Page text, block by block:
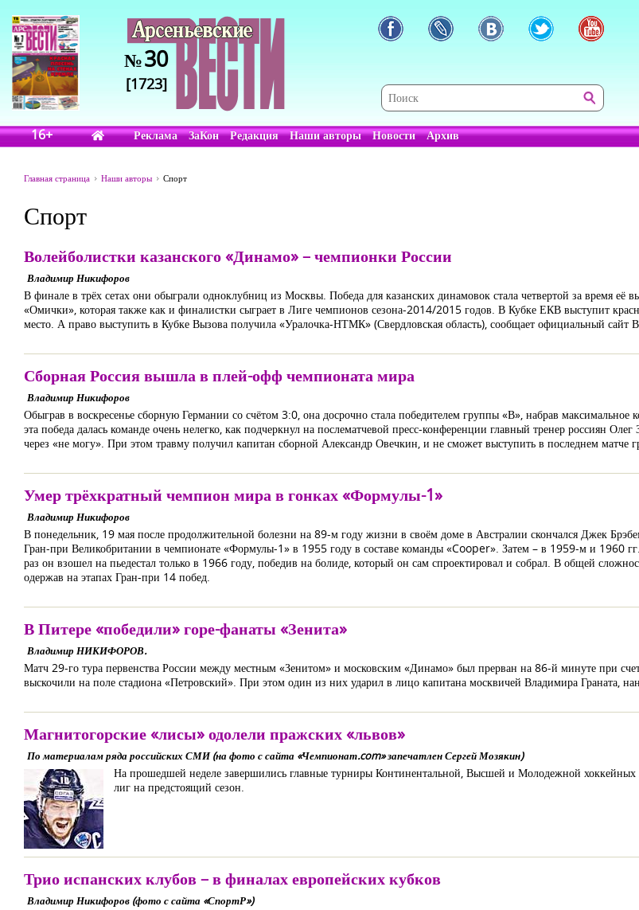
№30
[1723]
16+ Реклама ЗаКон Редакция Наши авторы Новости Архив
Главная страница Наши авторы Спорт
Спорт
Волейболистки казанского «Динамо» – чемпионки России
Владимир Никифоров
В финале в трёх сетах они обыграли одноклубниц из Москвы. Победа для казанских динамовок стала четвертой за время её
«Омички», которая также как и финалистки сыграет в Лиге чемпионов сезона-2014/2015 годов. В Кубке ЕКВ выступит
место. А право выступить в Кубке Вызова получила «Уралочка-НТМК» (Свердловская область), сообщает официальный сайт
Сборная Россия вышла в плей-офф чемпионата мира
Владимир Никифоров
Обыграв в воскресенье сборную Германии со счётом 3:0, она досрочно стала победителем группы «В», набрав
эта победа далась команде очень нелегко, как подчеркнул на послематчевой пресс-конференции главный тренер россиян
через «не могу». При этом травму получил капитан сборной Александр Овечкин, и не сможет выступить в последнем матче
Умер трёхкратный чемпион мира в гонках «Формулы-1»
Владимир Никифоров
В понедельник, 19 мая после продолжительной болезни на 89-м году жизни в своём доме в Австралии скончался Джек
Гран-при Великобритании в чемпионате «Формулы-1» в 1955 году в составе команды «Cooper». Затем – в 1959-м и 1960
раз он взошел на пьедестал только в 1966 году, победив на болиде, который он сам спроектировал и собрал. В общей
одержав на этапах Гран-при 14 побед.
В Питере «победили» горе-фанаты «Зенита»
Владимир НИКИФОРОВ.
Матч 29-го тура первенства России между местным «Зенитом» и московским «Динамо» был прерван на 86-й минуте при
выскочили на поле стадиона «Петровский». При этом один из них ударил в лицо капитана москвичей Владимира Граната,
Магнитогорские «лисы» одолели пражских «львов»
По материалам ряда российских СМИ (на фото с сайта «Чемпионат.com» запечатлен Сергей Мозякин)
На прошедшей неделе завершились главные турниры Континентальной, Высшей и Молодежной хоккейных
лиг на предстоящий сезон.
Трио испанских клубов – в финалах европейских кубков
Владимир Никифоров (фото с сайта «СпортР»)